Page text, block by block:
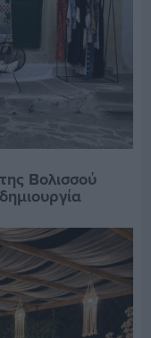
Βολισσού